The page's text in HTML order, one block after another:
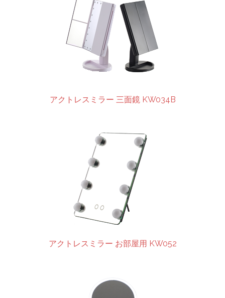
アクトレスミラー 三面鏡 KW034B
アクトレスミラー お部屋用 KW052